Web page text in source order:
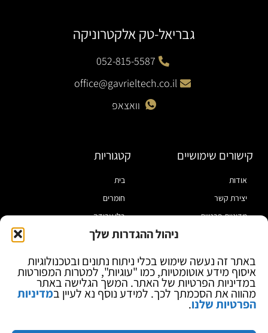
ניהול ההגדרות שלך
באתר זה נעשה שימוש בכלי ניתוח נתונים ובטכנולוגיות
איסוף מידע אוטומטיות, כמו "עוגיות", למטרות המפורטות
במדיניות הפרטיות של האתר. המשך הגלישה באתר
מהווה את הסכמתך לכך. למידע נוסף נא לעיין במדיניות
הפרטיות שלנו.
גבריאל-טק אלקטרוניקה
052-815-5587
office@gavrieltech.co.il
וואצאפ
קישורים שימושיים
אודות
יצירת קשר
מדיניות פרטיות
בלוג
קטגוריות
בית
חומרים
כלי עבודה
מוצרי הלחמה
ספקי כח ומודדים
ציוד אופטי להגדלה